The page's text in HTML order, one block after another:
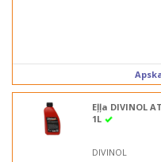
Eļļa DIVINOL
1L
DIVINOL